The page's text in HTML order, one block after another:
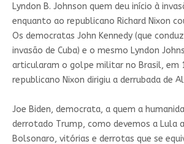
Lyndon B. Johnson quem deu início à
enquanto ao republicano Richard Nixon
Os democratas John Kennedy (que
invasão de Cuba) e o mesmo Lyndon
articularam o golpe militar no Brasil, em
republicano Nixon dirigiu a derrubada de
Joe Biden, democrata, a quem a
derrotado Trump, como devemos a Lula
Bolsonaro, vitórias e derrotas que se